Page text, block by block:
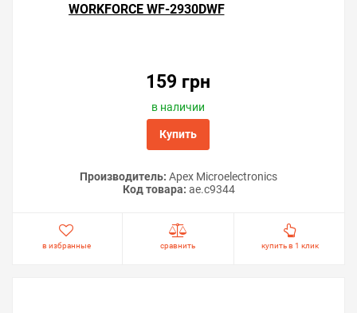
WORKFORCE WF-2930DWF
159 грн
в наличии
Купить
Производитель: Apex Microelectronics
Код товара: ae.c9344
в избранные сравнить купить в 1 клик